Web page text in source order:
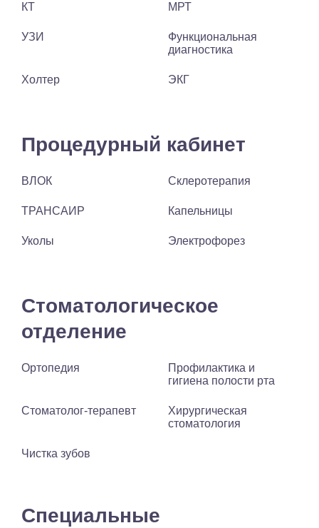
КТ МРТ
УЗИ
Функциональная
диагностика
Холтер ЭКГ
Процедурный кабинет
ВЛОК Склеротерапия
ТРАНСАИР Капельницы
Уколы Электрофорез
Стоматологическое
отделение
Ортопедия
Профилактика и
гигиена полости рта
Стоматолог-терапевт
Хирургическая
стоматология
Чистка зубов
Специальные